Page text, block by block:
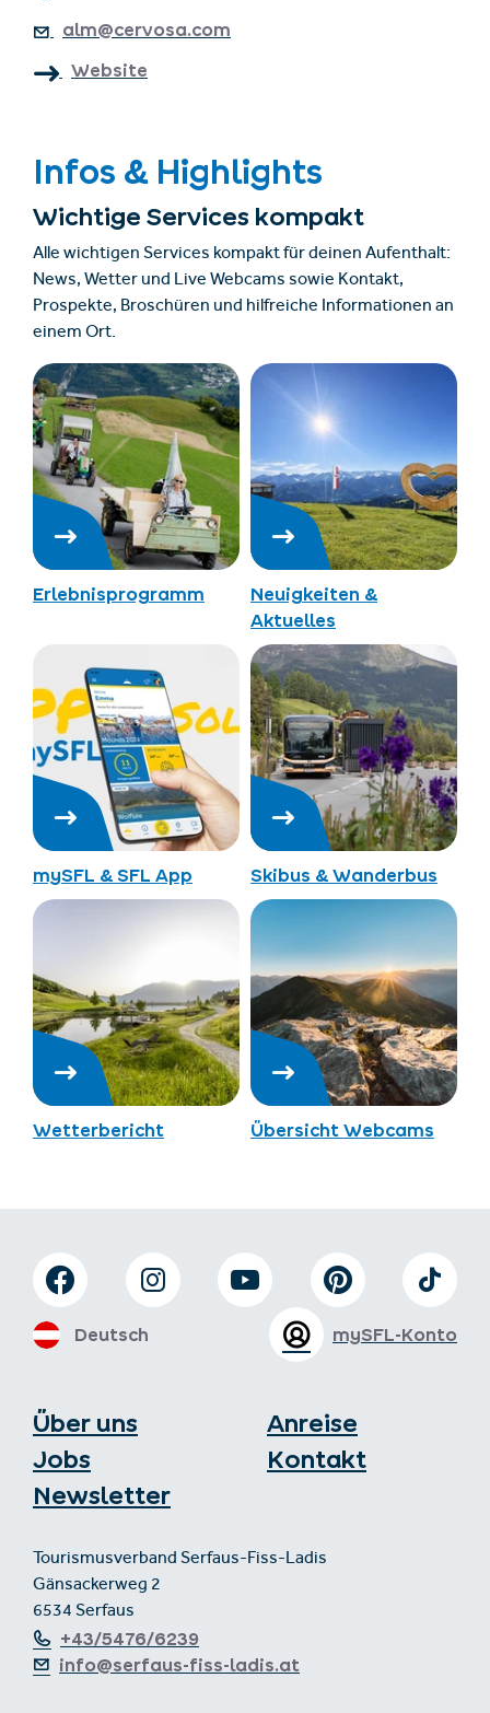
alm@cervosa.com
Website
Infos & Highlights
Wichtige Services kompakt
Alle wichtigen Services kompakt für deinen Aufenthalt:
News, Wetter und Live Webcams sowie Kontakt,
Prospekte, Broschüren und hilfreiche Informationen an
einem Ort.
Erlebnisprogramm
Neuigkeiten &
Aktuelles
mySFL & SFL App Skibus & Wanderbus
Wetterbericht Übersicht Webcams
Über uns
Jobs
Newsletter
Anreise
Kontakt
Tourismusverband Serfaus-Fiss-Ladis
Gänsackerweg 2
6534 Serfaus
+43/5476/6239
info@serfaus-fiss-ladis.at
mySFL-Konto
Deutsch